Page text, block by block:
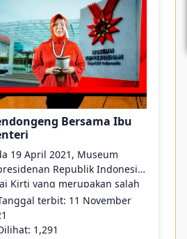
Bersama Ibu
19 April 2021, Museum
Republik Indonesia
Kirti yang merupakan salah
UPT di lingkungan
Pendidikan dan
menyelengarakan
terbit: 11 November
1,291